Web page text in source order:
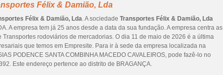
Félix & Damião, Lda
Félix & Damião, Lda. A sociedade Transportes Félix & Damião, Lda
A empresa tem já 25 anos desde a data da sua fundação. A empresa centra as
Transportes rodoviários de mercadorias. O dia 11 de maio de 2026 é a última
que temos em Empresite. Para ir à sede da empresa localizada na
PODENCE SANTA COMBINHA MACEDO CAVALEIROS, pode fazê-lo no
Este endereço pertence ao distrito de BRAGANÇA.